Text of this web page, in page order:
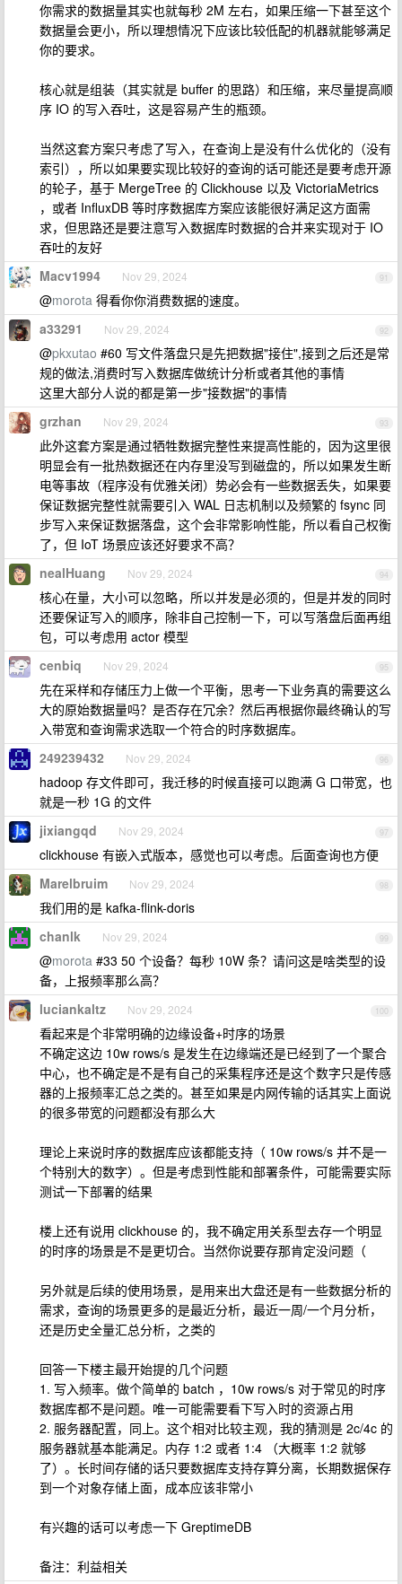
你需求的数据量其实也就每秒 2M 左右，如果压缩一下甚至这个
数据量会更小，所以理想情况下应该比较低配的机器就能够满足
你的要求。
核心就是组装（其实就是 buffer 的思路）和压缩，来尽量提高顺
序 IO 的写入吞吐，这是容易产生的瓶颈。
当然这套方案只考虑了写入，在查询上是没有什么优化的（没有
索引），所以如果要实现比较好的查询的话可能还是要考虑开源
的轮子，基于 MergeTree 的 Clickhouse 以及 VictoriaMetrics
，或者 InfluxDB 等时序数据库方案应该能很好满足这方面需
求，但思路还是要注意写入数据库时数据的合并来实现对于 IO
吞吐的友好
91
Macv1994 Nov 29, 2024
@morota 得看你你消费数据的速度。
92
a33291 Nov 29, 2024
@pkxutao #60 写文件落盘只是先把数据"接住",接到之后还是常
规的做法,消费时写入数据库做统计分析或者其他的事情
这里大部分人说的都是第一步"接数据"的事情
93
grzhan Nov 29, 2024
此外这套方案是通过牺牲数据完整性来提高性能的，因为这里很
明显会有一批热数据还在内存里没写到磁盘的，所以如果发生断
电等事故（程序没有优雅关闭）势必会有一些数据丢失，如果要
保证数据完整性就需要引入 WAL 日志机制以及频繁的 fsync 同
步写入来保证数据落盘，这个会非常影响性能，所以看自己权衡
了，但 IoT 场景应该还好要求不高？
94
nealHuang Nov 29, 2024
核心在量，大小可以忽略，所以并发是必须的，但是并发的同时
还要保证写入的顺序，除非自己控制一下，可以写落盘后面再组
包，可以考虑用 actor 模型
95
cenbiq Nov 29, 2024
先在采样和存储压力上做一个平衡，思考一下业务真的需要这么
大的原始数据量吗？是否存在冗余？然后再根据你最终确认的写
入带宽和查询需求选取一个符合的时序数据库。
96
249239432 Nov 29, 2024
hadoop 存文件即可，我迁移的时候直接可以跑满 G 口带宽，也
就是一秒 1G 的文件
97
jixiangqd Nov 29, 2024
clickhouse 有嵌入式版本，感觉也可以考虑。后面查询也方便
98
Marelbruim Nov 29, 2024
我们用的是 kafka-flink-doris
99
chanlk Nov 29, 2024
@morota #33 50 个设备？每秒 10W 条？请问这是啥类型的设
备，上报频率那么高？
100
luciankaltz Nov 29, 2024
看起来是个非常明确的边缘设备+时序的场景
不确定这边 10w rows/s 是发生在边缘端还是已经到了一个聚合
中心，也不确定是不是有自己的采集程序还是这个数字只是传感
器的上报频率汇总之类的。甚至如果是内网传输的话其实上面说
的很多带宽的问题都没有那么大
理论上来说时序的数据库应该都能支持（ 10w rows/s 并不是一
个特别大的数字）。但是考虑到性能和部署条件，可能需要实际
测试一下部署的结果
楼上还有说用 clickhouse 的，我不确定用关系型去存一个明显
的时序的场景是不是更切合。当然你说要存那肯定没问题（
另外就是后续的使用场景，是用来出大盘还是有一些数据分析的
需求，查询的场景更多的是最近分析，最近一周/一个月分析，
还是历史全量汇总分析，之类的
回答一下楼主最开始提的几个问题
1. 写入频率。做个简单的 batch ，10w rows/s 对于常见的时序
数据库都不是问题。唯一可能需要看下写入时的资源占用
2. 服务器配置，同上。这个相对比较主观，我的猜测是 2c/4c 的
服务器就基本能满足。内存 1:2 或者 1:4 （大概率 1:2 就够
了）。长时间存储的话只要数据库支持存算分离，长期数据保存
到一个对象存储上面，成本应该非常小
有兴趣的话可以考虑一下 GreptimeDB
备注：利益相关